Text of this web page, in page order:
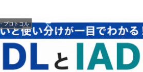
プロトコル